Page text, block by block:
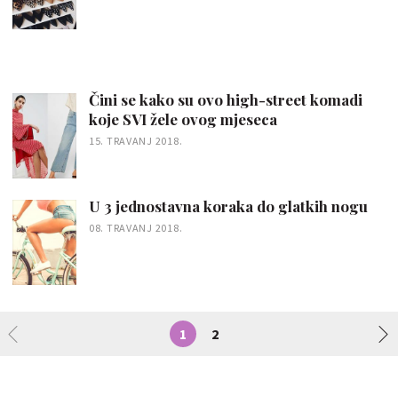
Čini se kako su ovo high-street komadi
koje SVI žele ovog mjeseca
15. TRAVANJ 2018.
U 3 jednostavna koraka do glatkih nogu
08. TRAVANJ 2018.
1 2